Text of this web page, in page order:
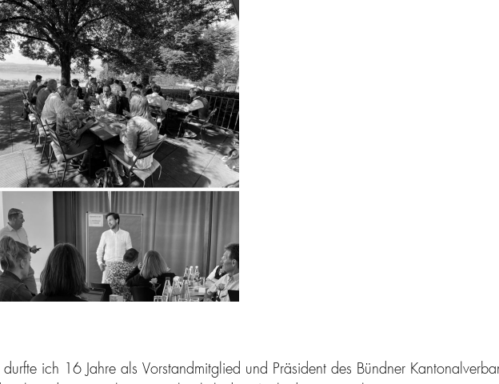
ich 16 Jahre als Vorstandmitglied und Präsident des Bündner